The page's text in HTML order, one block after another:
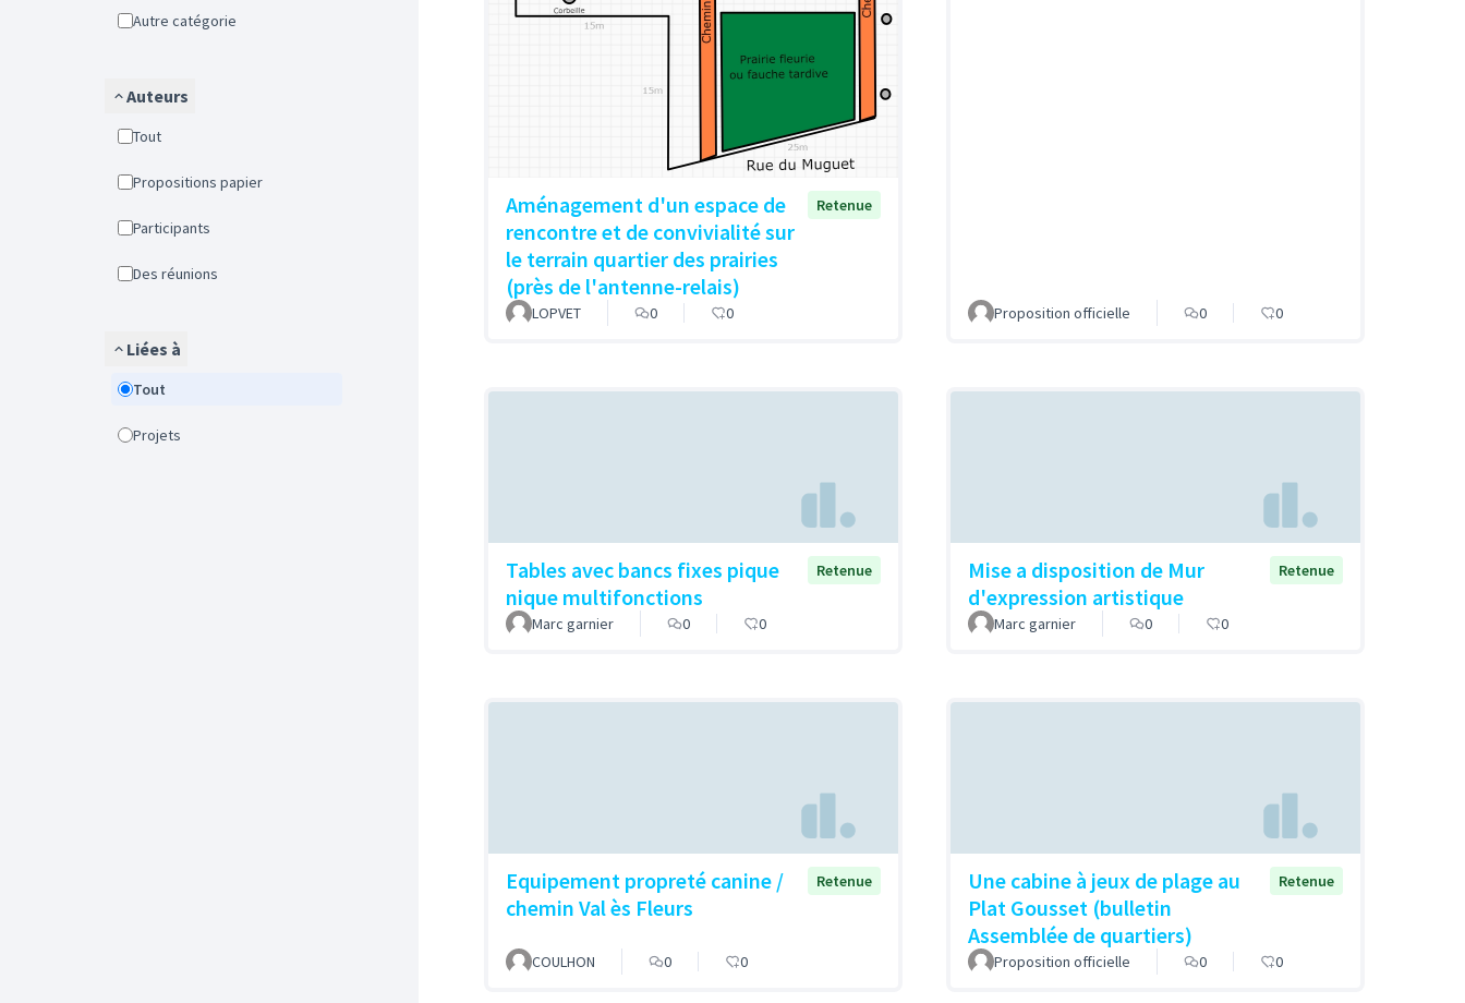
Autre catégorie
Auteurs
Tout
Propositions papier
Participants
Des réunions
Liées à
Tout
Projets
Aménagement d'un espace de
rencontre et de convivialité sur
le terrain quartier des prairies
(près de l'antenne-relais)
Retenue
LOPVET 0 0 Proposition officielle 0 0
Tables avec bancs fixes pique
nique multifonctions
Retenue
Marc garnier 0 0
Mise a disposition de Mur
d'expression artistique
Retenue
Marc garnier 0 0
Equipement propreté canine /
chemin Val ès Fleurs
Retenue
COULHON 0 0
Une cabine à jeux de plage au
Plat Gousset (bulletin
Assemblée de quartiers)
Retenue
Proposition officielle 0 0